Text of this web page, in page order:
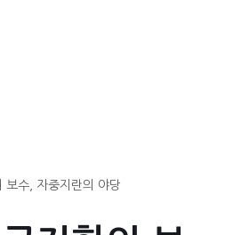
보수, 자중지란의 야당